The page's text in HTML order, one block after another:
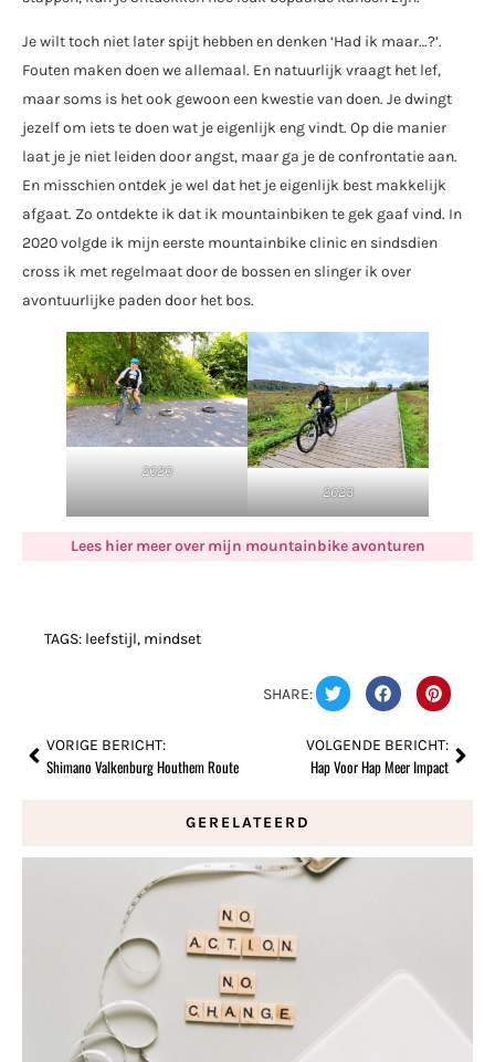
Je wilt toch niet later spijt hebben en denken ‘Had ik maar…?’.
Fouten maken doen we allemaal. En natuurlijk vraagt het lef,
maar soms is het ook gewoon een kwestie van doen. Je dwingt
jezelf om iets te doen wat je eigenlijk eng vindt. Op die manier
laat je je niet leiden door angst, maar ga je de confrontatie aan.
En misschien ontdek je wel dat het je eigenlijk best makkelijk
afgaat. Zo ontdekte ik dat ik mountainbiken te gek gaaf vind. In
2020 volgde ik mijn eerste mountainbike clinic en sindsdien
cross ik met regelmaat door de bossen en slinger ik over
avontuurlijke paden door het bos.
2020
2023
Lees hier meer over mijn mountainbike avonturen
TAGS: leefstijl, mindset
SHARE:
VORIGE BERICHT:
Shimano Valkenburg Houthem Route
VOLGENDE BERICHT:
Hap Voor Hap Meer Impact
GERELATEERD